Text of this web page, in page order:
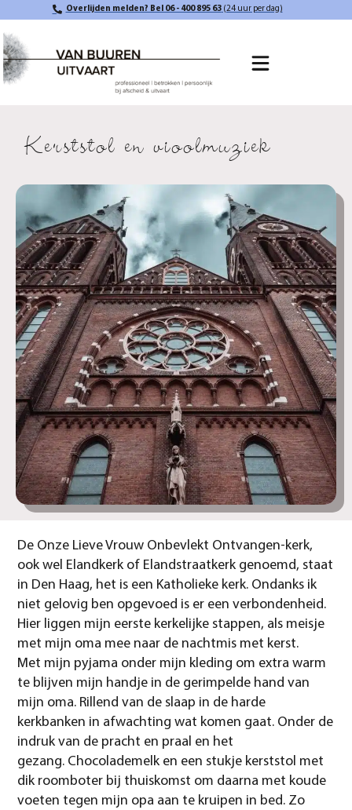
Overlijden melden? Bel 06 - 400 895 63(24 uur per dag)
Kerststol en vioolmuziek
De Onze Lieve Vrouw Onbevlekt Ontvangen-kerk,
ook wel Elandkerk of Elandstraatkerk genoemd, staat
in Den Haag, het is een Katholieke kerk. Ondanks ik
niet gelovig ben opgevoed is er een verbondenheid.
Hier liggen mijn eerste kerkelijke stappen, als meisje
met mijn oma mee naar de nachtmis met kerst.
Met mijn pyjama onder mijn kleding om extra warm
te blijven mijn handje in de gerimpelde hand van
mijn oma. Rillend van de slaap in de harde
kerkbanken in afwachting wat komen gaat. Onder de
indruk van de pracht en praal en het
gezang. Chocolademelk en een stukje kerststol met
dik roomboter bij thuiskomst om daarna met koude
voeten tegen mijn opa aan te kruipen in bed. Zo